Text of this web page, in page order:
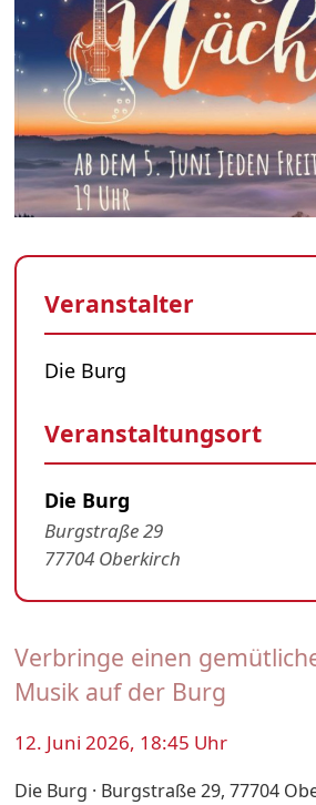
Verbringe einen
Musik auf der Burg
12. Juni 2026, 18:45 Uhr
Die Burg · Burgstraße 29, 77704
Veranstalter
Die Burg
Veranstaltungsort
Die Burg
Burgstraße 29
77704 Oberkirch